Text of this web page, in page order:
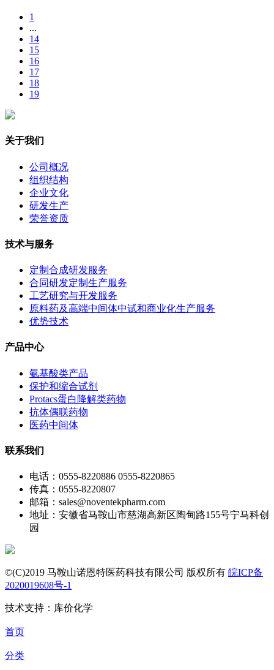
1
...
14
15
16
17
18
19
关于我们
公司概况
组织结构
企业文化
研发生产
荣誉资质
技术与服务
定制合成研发服务
合同研发定制生产服务
工艺研究与开发服务
原料药及高端中间体中试和商业化生产服务
优势技术
产品中心
氨基酸类产品
保护和缩合试剂
Protacs蛋白降解类药物
抗体偶联药物
医药中间体
联系我们
电话：0555-8220886 0555-8220865
传真：0555-8220807
邮箱：sales@noventekpharm.com
地址：安徽省马鞍山市慈湖高新区陶甸路155号宁马科创
园
©(C)2019 马鞍山诺恩特医药科技有限公司 版权所有 皖ICP备
2020019608号-1
技术支持：库价化学
首页
分类